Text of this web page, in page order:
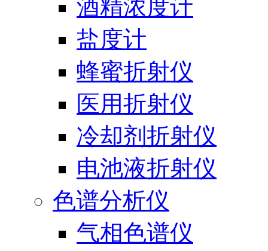
酒精浓度计
盐度计
蜂蜜折射仪
医用折射仪
冷却剂折射仪
电池液折射仪
色谱分析仪
气相色谱仪